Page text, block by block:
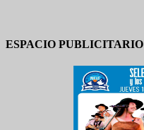
ESPACIO PUBLICITARIO